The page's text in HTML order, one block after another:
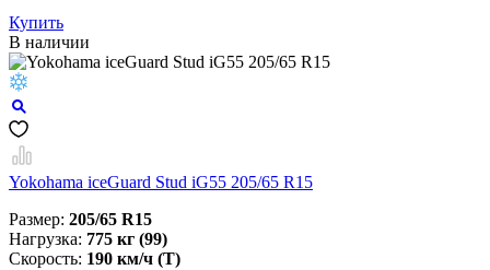
Купить
В наличии
Yokohama iceGuard Stud iG55 205/65 R15
Размер: 205/65 R15
Нагрузка: 775 кг (99)
Скорость: 190 км/ч (T)